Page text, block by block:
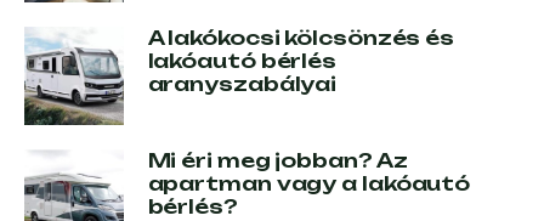
A lakókocsi kölcsönzés és
lakóautó bérlés
aranyszabályai
Mi éri meg jobban? Az
apartman vagy a lakóautó
bérlés?